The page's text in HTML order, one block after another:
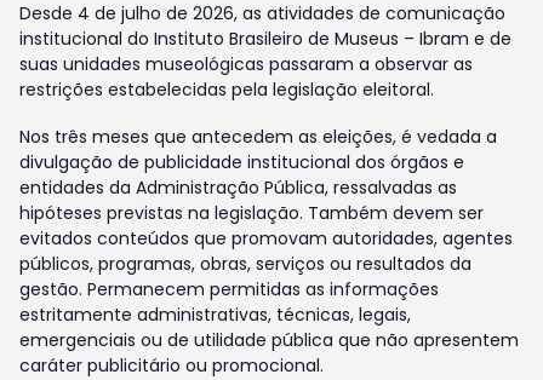
Desde 4 de julho de 2026, as atividades de comunicação
institucional do Instituto Brasileiro de Museus – Ibram e de
suas unidades museológicas passaram a observar as
restrições estabelecidas pela legislação eleitoral.
Nos três meses que antecedem as eleições, é vedada a
divulgação de publicidade institucional dos órgãos e
entidades da Administração Pública, ressalvadas as
hipóteses previstas na legislação. Também devem ser
evitados conteúdos que promovam autoridades, agentes
públicos, programas, obras, serviços ou resultados da
gestão. Permanecem permitidas as informações
estritamente administrativas, técnicas, legais,
emergenciais ou de utilidade pública que não apresentem
caráter publicitário ou promocional.